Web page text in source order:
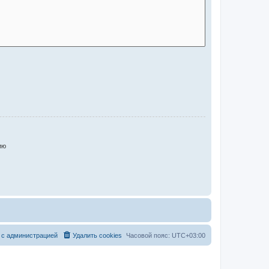
Часовой пояс: UTC+03:00
Удалить cookies
администрацией